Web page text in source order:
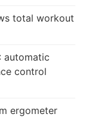
total workout
automatic
control
ergometer